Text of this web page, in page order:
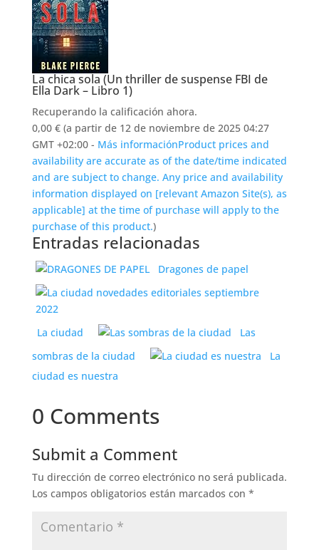
La chica sola (Un thriller de suspense FBI de
Ella Dark – Libro 1)
Recuperando la calificación ahora.
0,00 € (a partir de 12 de noviembre de 2025 04:27
GMT +02:00 -Más informaciónProduct prices and
availability are accurate as of the date/time
indicated and are subject to change. Any price and
availability information displayed on [relevant
Amazon Site(s), as applicable] at the time of
purchase will apply to the purchase of this
product.)
Entradas relacionadas
La ciudad
La ciudad es nuestra
0 Comments
Submit a Comment
Tu dirección de correo electrónico no será